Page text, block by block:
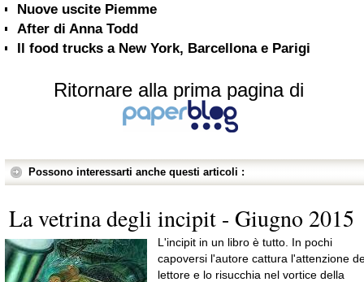
Nuove uscite Piemme
After di Anna Todd
Il food trucks a New York, Barcellona e Parigi
Ritornare alla prima pagina di
Possono interessarti anche questi articoli :
La vetrina degli incipit - Giugno 2015
L'incipit in un libro è tutto. In pochi
capoversi l'autore cattura l'attenzione
lettore e lo risucchia nel vortice della